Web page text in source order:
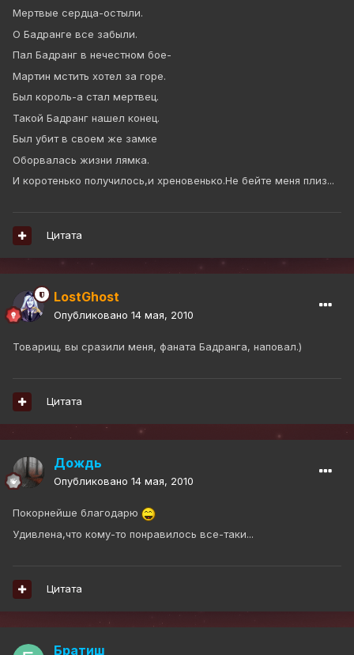
Мертвые сердца-остыли.
О Бадранге все забыли.
Пал Бадранг в нечестном бое-
Мартин мстить хотел за горе.
Был король-а стал мертвец.
Такой Бадранг нашел конец.
Был убит в своем же замке
Оборвалась жизни лямка.
И коротенько получилось,и хреновенько.Не бейте меня плиз...
Цитата
LostGhost
Опубликовано 14 мая, 2010
Товарищ, вы сразили меня, фаната Бадранга, наповал.)
Цитата
Дождь
Опубликовано 14 мая, 2010
Покорнейше благодарю
Удивлена,что кому-то понравилось все-таки...
Цитата
Братиш